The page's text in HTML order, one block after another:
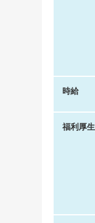
時給
福利厚生